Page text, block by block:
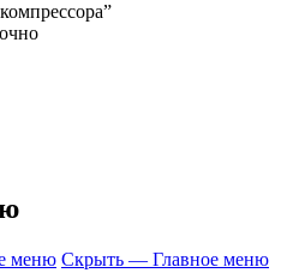
меню Скрыть — Главное меню